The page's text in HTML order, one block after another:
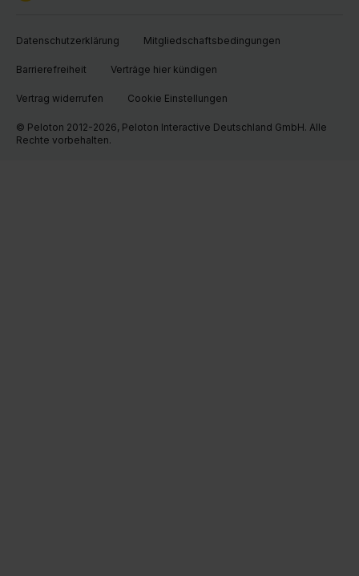
Datenschutzerklärung Mitgliedschaftsbedingungen
Barrierefreiheit Verträge hier kündigen
Vertrag widerrufen Cookie Einstellungen
© Peloton 2012-2026, Peloton Interactive Deutschland GmbH. Alle
Rechte vorbehalten.